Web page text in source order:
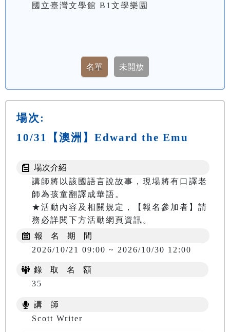
國立臺灣文學館 B1文學樂園
場次:
10/31【澳洲】Edward the Emu
場次介紹
講師將以該國語言說故事，現場將有口譯老
師為孩童翻譯成華語。
★活動內容及相關規定，【報名參加者】請
務必詳閱下方活動網頁資訊。
報 名 期 間
2026/10/21 09:00 ~ 2026/10/30 12:00
錄 取 名 額
35
講 師
Scott Writer